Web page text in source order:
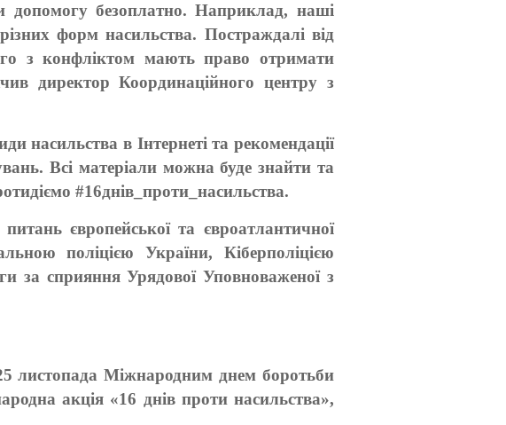
безоплатно. Наприклад, наші
форм насильства. Постраждалі від
з конфліктом мають право отримати
директор Координаційного центру з
насильства в Інтернеті та рекомендації
Всі матеріали можна буде знайти та
#16днів_проти_насильства.
європейської та євроатлантичної
поліцією України, Кіберполіцією
за сприяння Урядової Уповноваженої з
листопада Міжнародним днем боротьби
акція «16 днів проти насильства»,